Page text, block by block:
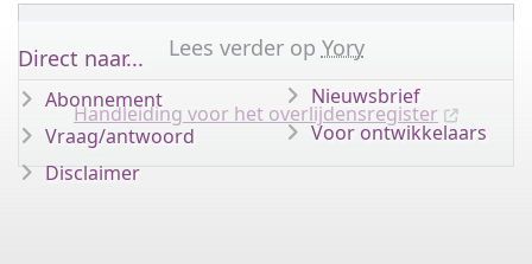
Lees verder op Yory
Handleiding voor het overlijdensregister
Direct naar...
Abonnement
Vraag/antwoord
Disclaimer
Nieuwsbrief
Voor ontwikkelaars